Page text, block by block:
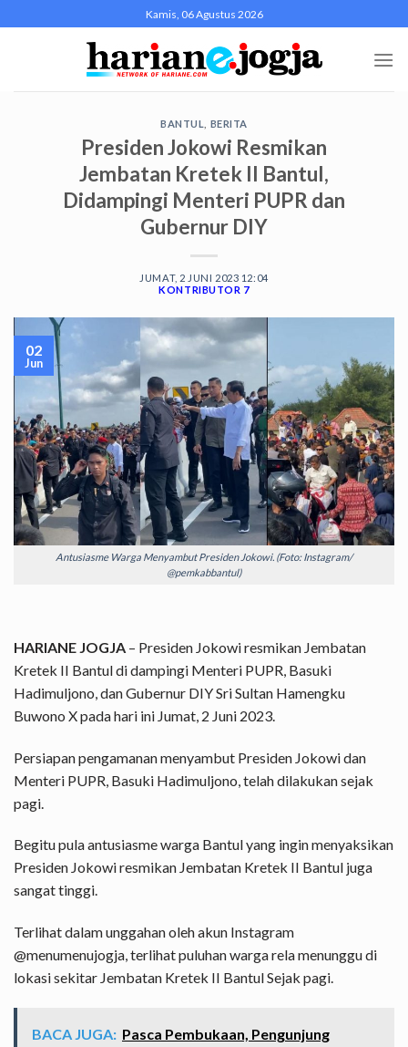
to
Kamis, 06 Agustus 2026
BANTUL BERITA
Presiden Jokowi Resmikan
Jembatan Kretek II Bantul,
Didampingi Menteri PUPR dan
Gubernur DIY
JUMAT, 2 JUNI 2023 12:04
KONTRIBUTOR 7
Antusiasme Warga Menyambut Presiden Jokowi. (Foto: Instagram/
@pemkabbantul)
02
Jun
HARIANE JOGJA – Presiden Jokowi resmikan Jembatan
Kretek II Bantul di dampingi Menteri PUPR, Basuki
Hadimuljono, dan Gubernur DIY Sri Sultan Hamengku
Buwono X pada hari ini Jumat, 2 Juni 2023.
Persiapan pengamanan menyambut Presiden Jokowi dan
Menteri PUPR, Basuki Hadimuljono, telah dilakukan sejak
pagi.
Begitu pula antusiasme warga Bantul yang ingin menyaksikan
Presiden Jokowi resmikan Jembatan Kretek II Bantul juga
sangat tinggi.
Terlihat dalam unggahan oleh akun Instagram
@menumenujogja, terlihat puluhan warga rela menunggu di
lokasi sekitar Jembatan Kretek II Bantul Sejak pagi.
BACA JUGA: Pasca Pembukaan, Pengunjung